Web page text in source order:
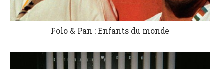
Polo & Pan : Enfants du monde